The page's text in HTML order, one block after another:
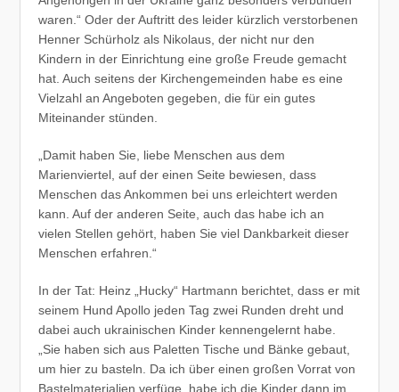
waren.“ Oder der Auftritt des leider kürzlich verstorbenen
Henner Schürholz als Nikolaus, der nicht nur den
Kindern in der Einrichtung eine große Freude gemacht
hat. Auch seitens der Kirchengemeinden habe es eine
Vielzahl an Angeboten gegeben, die für ein gutes
Miteinander stünden.
„Damit haben Sie, liebe Menschen aus dem
Marienviertel, auf der einen Seite bewiesen, dass
Menschen das Ankommen bei uns erleichtert werden
kann. Auf der anderen Seite, auch das habe ich an
vielen Stellen gehört, haben Sie viel Dankbarkeit dieser
Menschen erfahren.“
In der Tat: Heinz „Hucky“ Hartmann berichtet, dass er mit
seinem Hund Apollo jeden Tag zwei Runden dreht und
dabei auch ukrainischen Kinder kennengelernt habe.
„Sie haben sich aus Paletten Tische und Bänke gebaut,
um hier zu basteln. Da ich über einen großen Vorrat von
Bastelmaterialien verfüge, habe ich die Kinder dann im